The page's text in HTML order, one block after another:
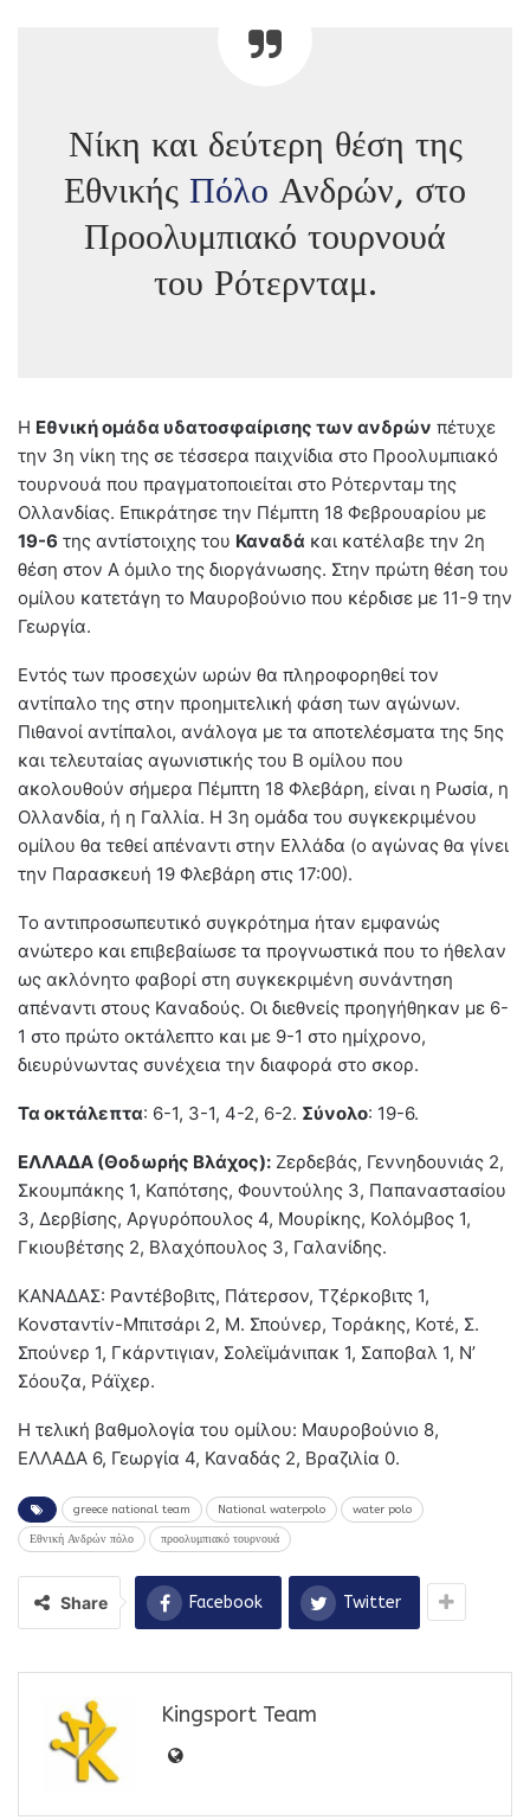
Νίκη και δεύτερη θέση της
Εθνικής Πόλο Ανδρών, στο
Προολυμπιακό τουρνουά
του Ρότερνταμ.
Η Εθνική ομάδα υδατοσφαίρισης των ανδρών πέτυχε
την 3η νίκη της σε τέσσερα παιχνίδια στο Προολυμπιακό
τουρνουά που πραγματοποιείται στο Ρότερνταμ της
Ολλανδίας. Επικράτησε την Πέμπτη 18 Φεβρουαρίου με
19-6 της αντίστοιχης του Καναδά και κατέλαβε την 2η
θέση στον Α όμιλο της διοργάνωσης. Στην πρώτη θέση του
ομίλου κατετάγη το Μαυροβούνιο που κέρδισε με 11-9 την
Γεωργία.
Εντός των προσεχών ωρών θα πληροφορηθεί τον
αντίπαλο της στην προημιτελική φάση των αγώνων.
Πιθανοί αντίπαλοι, ανάλογα με τα αποτελέσματα της 5ης
και τελευταίας αγωνιστικής του Β ομίλου που
ακολουθούν σήμερα Πέμπτη 18 Φλεβάρη, είναι η Ρωσία, η
Ολλανδία, ή η Γαλλία. Η 3η ομάδα του συγκεκριμένου
ομίλου θα τεθεί απέναντι στην Ελλάδα (ο αγώνας θα γίνει
την Παρασκευή 19 Φλεβάρη στις 17:00).
Το αντιπροσωπευτικό συγκρότημα ήταν εμφανώς
ανώτερο και επιβεβαίωσε τα προγνωστικά που το ήθελαν
ως ακλόνητο φαβορί στη συγκεκριμένη συνάντηση
απέναντι στους Καναδούς. Οι διεθνείς προηγήθηκαν με 6-
1 στο πρώτο οκτάλεπτο και με 9-1 στο ημίχρονο,
διευρύνωντας συνέχεια την διαφορά στο σκορ.
Τα οκτάλεπτα: 6-1, 3-1, 4-2, 6-2. Σύνολο: 19-6.
ΕΛΛΑΔΑ (Θοδωρής Βλάχος): Ζερδεβάς, Γεννηδουνιάς 2,
Σκουμπάκης 1, Καπότσης, Φουντούλης 3, Παπαναστασίου
3, Δερβίσης, Αργυρόπουλος 4, Μουρίκης, Κολόμβος 1,
Γκιουβέτσης 2, Βλαχόπουλος 3, Γαλανίδης.
ΚΑΝΑΔΑΣ: Ραντέβοβιτς, Πάτερσον, Τζέρκοβιτς 1,
Κονσταντίν-Μπιτσάρι 2, Μ. Σπούνερ, Τοράκης, Κοτέ, Σ.
Σπούνερ 1, Γκάρντιγιαν, Σολεϊμάνιπακ 1, Σαποβαλ 1, Ν’
Σόουζα, Ράϊχερ.
Η τελική βαθμολογία του ομίλου: Μαυροβούνιο 8,
ΕΛΛΑΔΑ 6, Γεωργία 4, Καναδάς 2, Βραζιλία 0.
greece national team National waterpolo water polo
Εθνική Ανδρών πόλο προολυμπιακό τουρνουά
Share Facebook Twitter
Kingsport Team